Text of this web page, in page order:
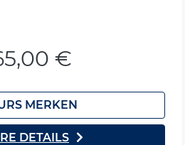
€
MERKEN
DETAILS